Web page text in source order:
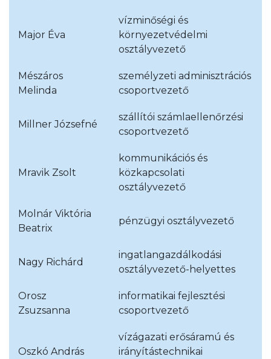
Major Éva
vízminőségi és
környezetvédelmi
osztályvezető
Mészáros
Melinda
személyzeti adminisztrációs
csoportvezető
Millner Józsefné
szállítói számlaellenőrzési
csoportvezető
Mravik Zsolt
kommunikációs és
közkapcsolati
osztályvezető
Molnár Viktória
Beatrix
pénzügyi osztályvezető
Nagy Richárd
ingatlangazdálkodási
osztályvezető-helyettes
Orosz
Zsuzsanna
informatikai fejlesztési
csoportvezető
Oszkó András
vízágazati erősáramú és
irányítástechnikai